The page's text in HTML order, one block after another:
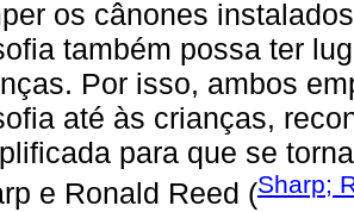
os cânones
também possa ter
Por isso, ambos
até às crianças,
para que se
e Ronald Reed (Sharp;